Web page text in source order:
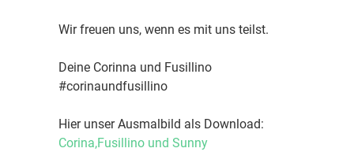
Wir freuen uns, wenn es mit uns teilst.
Deine Corinna und Fusillino
#corinaundfusillino
Hier unser Ausmalbild als Download:
Corina,Fusillino und Sunny